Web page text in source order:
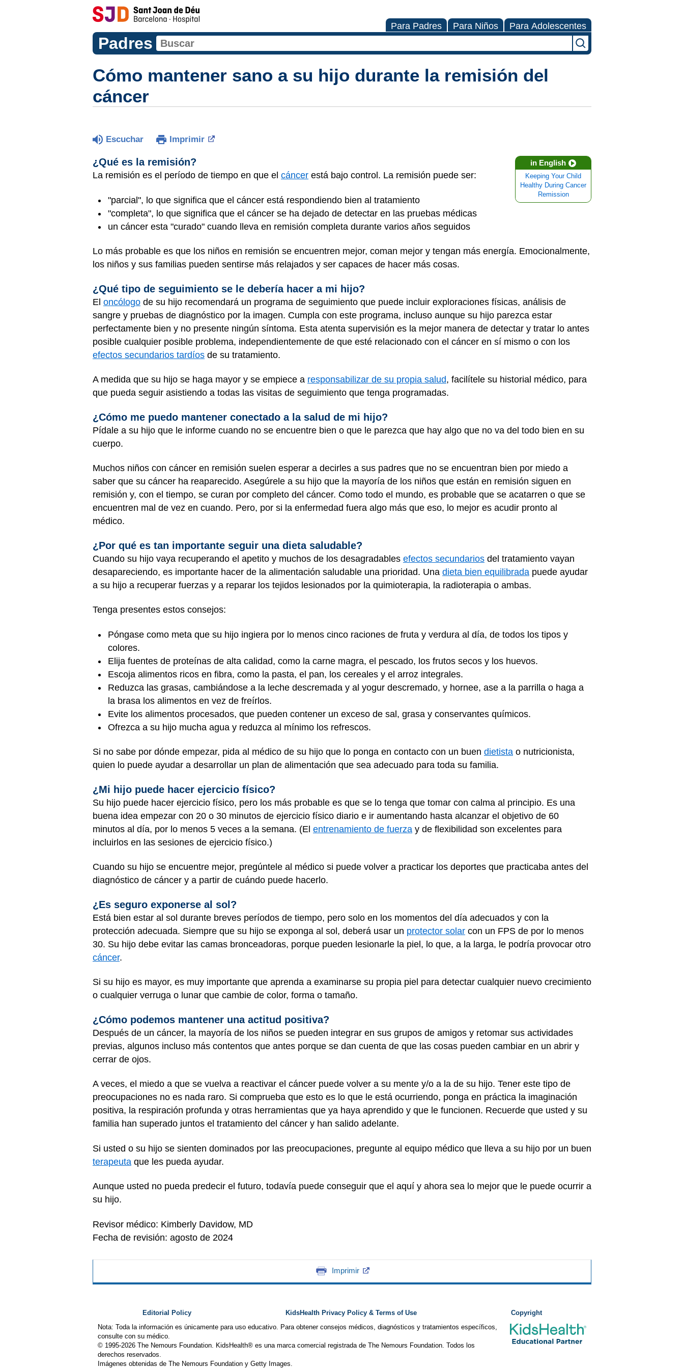
Para Padres Para Niños Para Adolescentes
Padres
Cómo mantener sano a su hijo durante la remisión del
cáncer
Escuchar Imprimir
in English
Keeping Your Child
Healthy During Cancer
Remission
¿Qué es la remisión?
La remisión es el período de tiempo en que el cáncer está bajo control. La remisión puede ser:
"parcial", lo que significa que el cáncer está respondiendo bien al tratamiento
"completa", lo que significa que el cáncer se ha dejado de detectar en las pruebas médicas
un cáncer esta "curado" cuando lleva en remisión completa durante varios años seguidos
Lo más probable es que los niños en remisión se encuentren mejor, coman mejor y tengan más energía. Emocionalmente,
los niños y sus familias pueden sentirse más relajados y ser capaces de hacer más cosas.
¿Qué tipo de seguimiento se le debería hacer a mi hijo?
El oncólogo de su hijo recomendará un programa de seguimiento que puede incluir exploraciones físicas, análisis de
sangre y pruebas de diagnóstico por la imagen. Cumpla con este programa, incluso aunque su hijo parezca estar
perfectamente bien y no presente ningún síntoma. Esta atenta supervisión es la mejor manera de detectar y tratar lo antes
posible cualquier posible problema, independientemente de que esté relacionado con el cáncer en sí mismo o con los
efectos secundarios tardíos de su tratamiento.
A medida que su hijo se haga mayor y se empiece a responsabilizar de su propia salud, facilítele su historial médico, para
que pueda seguir asistiendo a todas las visitas de seguimiento que tenga programadas.
¿Cómo me puedo mantener conectado a la salud de mi hijo?
Pídale a su hijo que le informe cuando no se encuentre bien o que le parezca que hay algo que no va del todo bien en su
cuerpo.
Muchos niños con cáncer en remisión suelen esperar a decirles a sus padres que no se encuentran bien por miedo a
saber que su cáncer ha reaparecido. Asegúrele a su hijo que la mayoría de los niños que están en remisión siguen en
remisión y, con el tiempo, se curan por completo del cáncer. Como todo el mundo, es probable que se acatarren o que se
encuentren mal de vez en cuando. Pero, por si la enfermedad fuera algo más que eso, lo mejor es acudir pronto al
médico.
¿Por qué es tan importante seguir una dieta saludable?
Cuando su hijo vaya recuperando el apetito y muchos de los desagradables efectos secundarios del tratamiento vayan
desapareciendo, es importante hacer de la alimentación saludable una prioridad. Una dieta bien equilibrada puede ayudar
a su hijo a recuperar fuerzas y a reparar los tejidos lesionados por la quimioterapia, la radioterapia o ambas.
Tenga presentes estos consejos:
Póngase como meta que su hijo ingiera por lo menos cinco raciones de fruta y verdura al día, de todos los tipos y
colores.
Elija fuentes de proteínas de alta calidad, como la carne magra, el pescado, los frutos secos y los huevos.
Escoja alimentos ricos en fibra, como la pasta, el pan, los cereales y el arroz integrales.
Reduzca las grasas, cambiándose a la leche descremada y al yogur descremado, y hornee, ase a la parrilla o haga a
la brasa los alimentos en vez de freírlos.
Evite los alimentos procesados, que pueden contener un exceso de sal, grasa y conservantes químicos.
Ofrezca a su hijo mucha agua y reduzca al mínimo los refrescos.
Si no sabe por dónde empezar, pida al médico de su hijo que lo ponga en contacto con un buen dietista o nutricionista,
quien lo puede ayudar a desarrollar un plan de alimentación que sea adecuado para toda su familia.
¿Mi hijo puede hacer ejercicio físico?
Su hijo puede hacer ejercicio físico, pero los más probable es que se lo tenga que tomar con calma al principio. Es una
buena idea empezar con 20 o 30 minutos de ejercicio físico diario e ir aumentando hasta alcanzar el objetivo de 60
minutos al día, por lo menos 5 veces a la semana. (El entrenamiento de fuerza y de flexibilidad son excelentes para
incluirlos en las sesiones de ejercicio físico.)
Cuando su hijo se encuentre mejor, pregúntele al médico si puede volver a practicar los deportes que practicaba antes del
diagnóstico de cáncer y a partir de cuándo puede hacerlo.
¿Es seguro exponerse al sol?
Está bien estar al sol durante breves períodos de tiempo, pero solo en los momentos del día adecuados y con la
protección adecuada. Siempre que su hijo se exponga al sol, deberá usar un protector solar con un FPS de por lo menos
30. Su hijo debe evitar las camas bronceadoras, porque pueden lesionarle la piel, lo que, a la larga, le podría provocar otro
cáncer.
Si su hijo es mayor, es muy importante que aprenda a examinarse su propia piel para detectar cualquier nuevo crecimiento
o cualquier verruga o lunar que cambie de color, forma o tamaño.
¿Cómo podemos mantener una actitud positiva?
Después de un cáncer, la mayoría de los niños se pueden integrar en sus grupos de amigos y retomar sus actividades
previas, algunos incluso más contentos que antes porque se dan cuenta de que las cosas pueden cambiar en un abrir y
cerrar de ojos.
A veces, el miedo a que se vuelva a reactivar el cáncer puede volver a su mente y/o a la de su hijo. Tener este tipo de
preocupaciones no es nada raro. Si comprueba que esto es lo que le está ocurriendo, ponga en práctica la imaginación
positiva, la respiración profunda y otras herramientas que ya haya aprendido y que le funcionen. Recuerde que usted y su
familia han superado juntos el tratamiento del cáncer y han salido adelante.
Si usted o su hijo se sienten dominados por las preocupaciones, pregunte al equipo médico que lleva a su hijo por un buen
terapeuta que les pueda ayudar.
Aunque usted no pueda predecir el futuro, todavía puede conseguir que el aquí y ahora sea lo mejor que le puede ocurrir a
su hijo.
Revisor médico: Kimberly Davidow, MD
Fecha de revisión: agosto de 2024
Imprimir
Editorial Policy KidsHealth Privacy Policy & Terms of Use
Copyright
Nota: Toda la información es únicamente para uso educativo. Para obtener consejos médicos, diagnósticos y tratamientos específicos,
consulte con su médico.
© 1995-2026 The Nemours Foundation. KidsHealth® es una marca comercial registrada de The Nemours Foundation. Todos los
derechos reservados.
Imágenes obtenidas de The Nemours Foundation y Getty Images.